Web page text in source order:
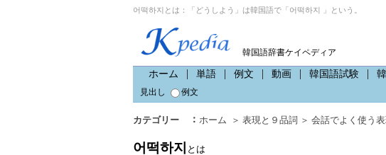
어떡하지とは：「どうしよう」は韓国語で「어떡하지 」という。
韓国語辞書ケイペディア
ホーム 単語 例文 動画 韓国語試験
見出し
例文
カテゴリー ： ホーム ＞ 表現と９品詞 ＞ 会話でよく使う
어떡하지 とは